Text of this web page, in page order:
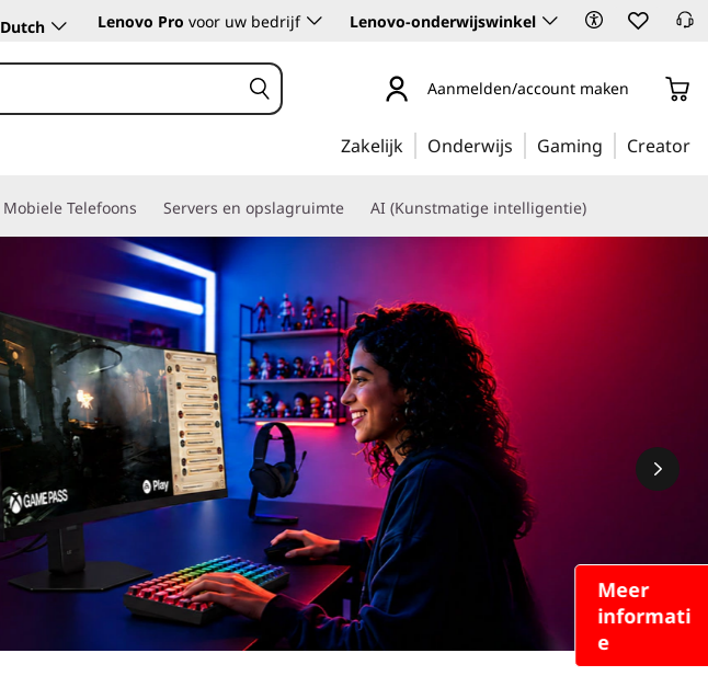
Dutch Lenovo Pro voor uw bedrijf Lenovo-onderwijswinkel
Aanmelden/account maken
Zakelijk Onderwijs Gaming Creator
Mobiele Telefoons Servers en opslagruimte AI (Kunstmatige intelligentie)
Meer
informati